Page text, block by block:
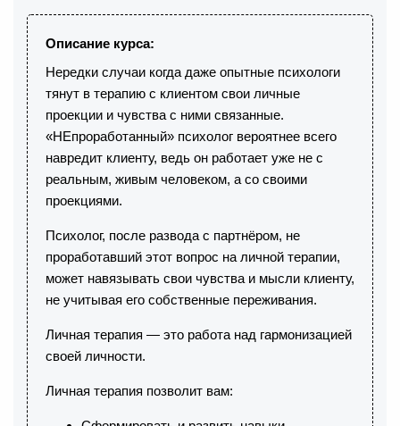
Описание курса:
Нередки случаи когда даже опытные психологи
тянут в терапию с клиентом свои личные
проекции и чувства с ними связанные.
«НЕпроработанный» психолог вероятнее всего
навредит клиенту, ведь он работает уже не с
реальным, живым человеком, а со своими
проекциями.
Психолог, после развода с партнёром, не
проработавший этот вопрос на личной терапии,
может навязывать свои чувства и мысли клиенту,
не учитывая его собственные переживания.
Личная терапия — это работа над гармонизацией
своей личности.
Личная терапия позволит вам: